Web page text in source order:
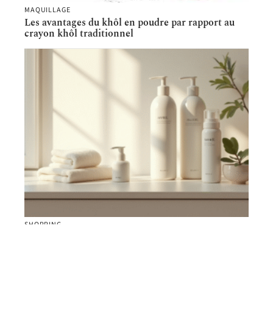
MAQUILLAGE
Les avantages du khôl en poudre par rapport au
crayon khôl traditionnel
SHOPPING